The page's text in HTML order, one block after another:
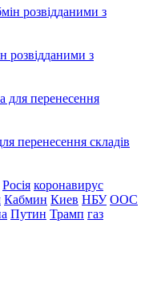
розвідданими з
перенесення складів
Росія коронавирус
Кабмин Киев НБУ ООС
Путин Трамп газ